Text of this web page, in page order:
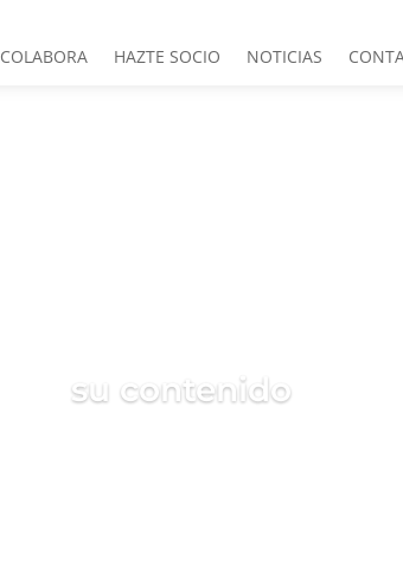
COLABORA HAZTE SOCIO NOTICIAS
su contenido